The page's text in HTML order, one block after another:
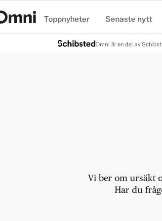
Toppnyheter Senaste nytt
Omni är en del av
Vi ber om ursäkt
Har du